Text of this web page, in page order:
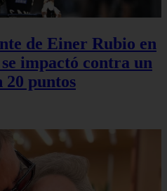
de Einer Rubio en
impactó contra un
20 puntos